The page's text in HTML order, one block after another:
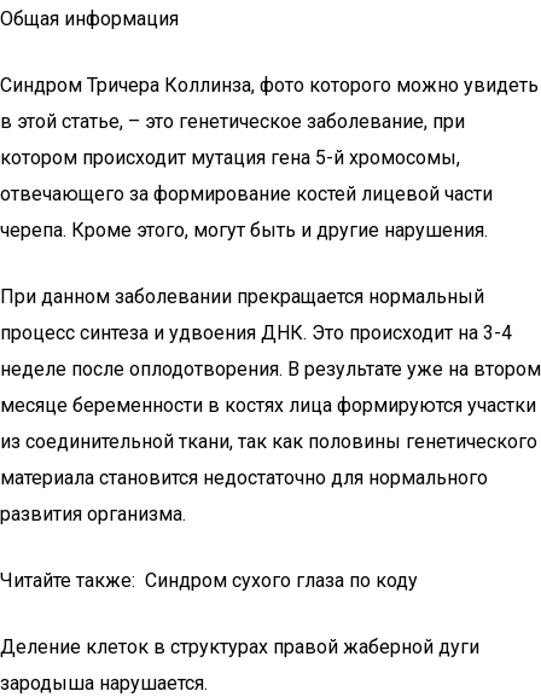
Общая информация
Синдром Тричера Коллинза, фото которого можно увидеть
в этой статье, – это генетическое заболевание, при
котором происходит мутация гена 5-й хромосомы,
отвечающего за формирование костей лицевой части
черепа. Кроме этого, могут быть и другие нарушения.
При данном заболевании прекращается нормальный
процесс синтеза и удвоения ДНК. Это происходит на 3-4
неделе после оплодотворения. В результате уже на втором
месяце беременности в костях лица формируются участки
из соединительной ткани, так как половины генетического
материала становится недостаточно для нормального
развития организма.
Читайте также: Синдром сухого глаза по коду
Деление клеток в структурах правой жаберной дуги
зародыша нарушается.